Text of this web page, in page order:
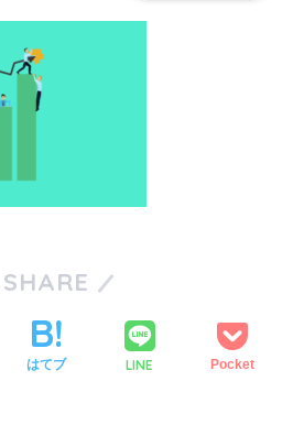
SHARE
はてブ LINE Pocket